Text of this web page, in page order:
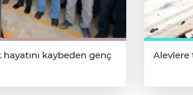
hayatını kaybeden genç
Alevlere